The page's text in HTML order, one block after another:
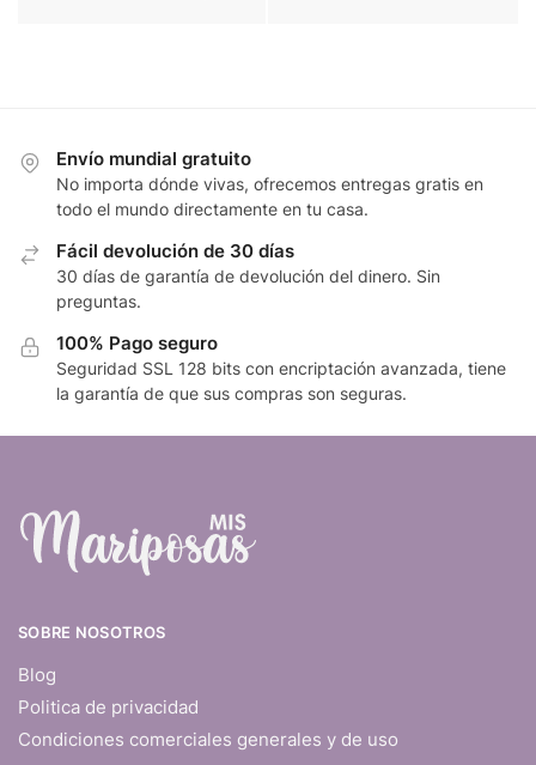
Envío mundial gratuito
No importa dónde vivas, ofrecemos entregas gratis en
todo el mundo directamente en tu casa.
Fácil devolución de 30 días
30 días de garantía de devolución del dinero. Sin
preguntas.
100% Pago seguro
Seguridad SSL 128 bits con encriptación avanzada, tiene
la garantía de que sus compras son seguras.
SOBRE NOSOTROS
Blog
Politica de privacidad
Condiciones comerciales generales y de uso